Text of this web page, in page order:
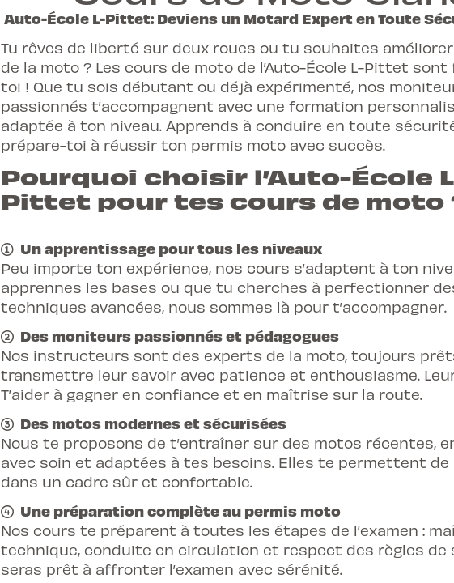
Conditions
Avoir au minimum
Avoir un permis
Etre capable de se
Suivre les 3 cours
Ne pas suivre 2
Avoir un
Avoir un véhicule
usés,éclairage,
Au programme
Cours 1 : exercices
slalom), freinage,
Cours 2 : freinage
Cours 3 : conduite
conduite hors
Au programme
Sur un parking
Outils
(démarrer,
Français, anglais,
Condition : Avoir un
Au programme
Cours sur mesure,
travailler certaines
Avec oreillette
Outils
Dans toutes nos
Possibilité de louer
Gland, Yverdon,
Français, anglais,
Condition : Avoir un
assez prêt pour
Au programme
Simulation
Parcours lent et
Avec oreillette
Outils
Auto-École L-Pittet: Deviens un Motard Expert en Toute
Tu rêves de liberté sur deux roues ou tu souhaites
de la moto ? Les cours de moto de l’Auto-École L-Pittet
toi ! Que tu sois débutant ou déjà expérimenté, nos
passionnés t’accompagnent avec une formation
adaptée à ton niveau. Apprends à conduire en toute
prépare-toi à réussir ton permis moto avec succès.
Pourquoi choisir l’Auto-École
Pittet pour tes cours de moto
Un apprentissage pour tous les niveaux
Peu importe ton expérience, nos cours s’adaptent à ton
apprennes les bases ou que tu cherches à perfectionner
techniques avancées, nous sommes là pour t’accompagner.
Des moniteurs passionnés et pédagogues
Nos instructeurs sont des experts de la moto, toujours
transmettre leur savoir avec patience et enthousiasme.
T’aider à gagner en confiance et en maîtrise sur la route.
Des motos modernes et sécurisées
Nous te proposons de t’entraîner sur des motos récentes,
avec soin et adaptées à tes besoins. Elles te permettent
dans un cadre sûr et confortable.
Une préparation complète au permis moto
Nos cours te préparent à toutes les étapes de l’examen :
technique, conduite en circulation et respect des règles de
seras prêt à affronter l’examen avec sérénité.